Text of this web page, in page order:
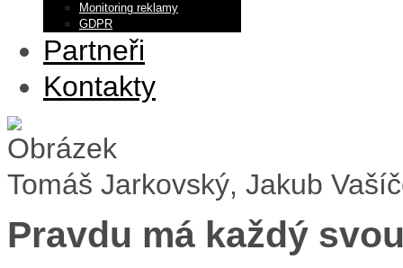
Monitoring reklamy
GDPR
Partneři
Kontakty
Tomáš Jarkovský, Jakub
Pravdu má každý